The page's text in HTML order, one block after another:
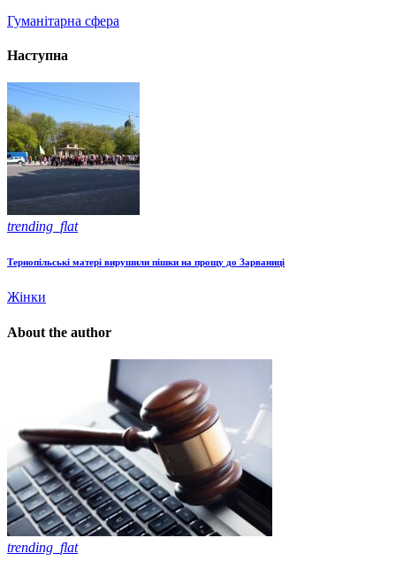
Гуманітарна сфера
Наступна
trending_flat
Тернопільські матері вирушили пішки на прощу до Зарваниці
Жінки
About the author
trending_flat